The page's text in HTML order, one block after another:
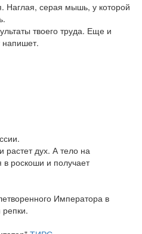
Наглая, серая мышь, у которой
твоего труда. Еще и
напишет.
растет дух. А тело на
в роскоши и получает
Императора в